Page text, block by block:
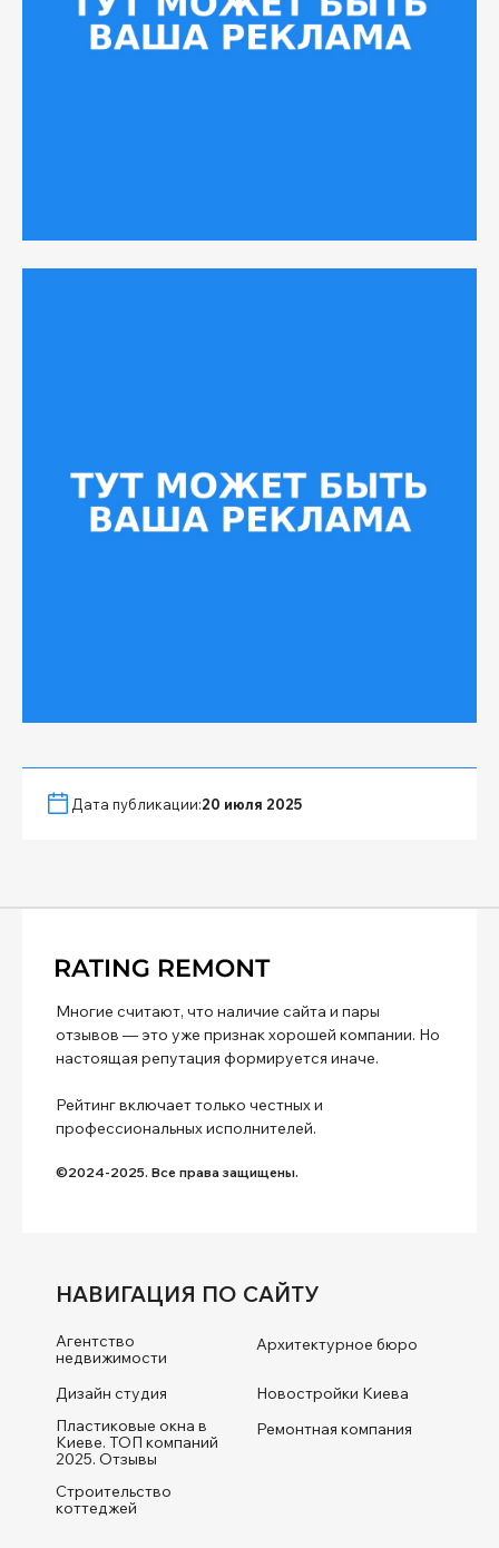
Дата публикации:20 июля 2025
Многие считают, что наличие сайта и пары
отзывов — это уже признак хорошей компании. Но
настоящая репутация формируется иначе.
Рейтинг включает только честных и
профессиональных исполнителей.
©2024-2025. Все права защищены.
НАВИГАЦИЯ ПО САЙТУ
Агентство
недвижимости
Архитектурное бюро
Дизайн студия
Новостройки Киева
Пластиковые окна в
Киеве. ТОП компаний
2025. Отзывы
Ремонтная компания
Строительство
коттеджей